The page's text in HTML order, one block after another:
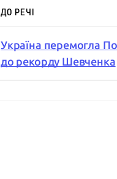
ДО РЕЧІ
Україна перемогла
до рекорду Шевченка